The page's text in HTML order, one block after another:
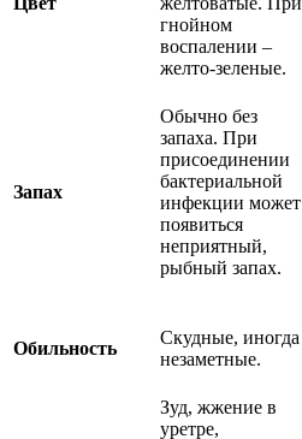
гнойном
воспалении –
желто-зеленые.
Запах
Обычно без
запаха. При
присоединении
бактериальной
инфекции может
появиться
неприятный,
рыбный запах.
Обильность
Скудные, иногда
незаметные.
Зуд, жжение в
уретре,